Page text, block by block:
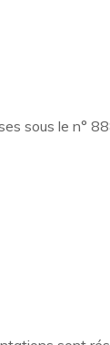
sous le n°